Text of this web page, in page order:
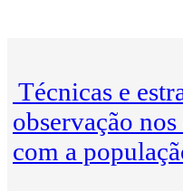
Técnicas e
observação
com a